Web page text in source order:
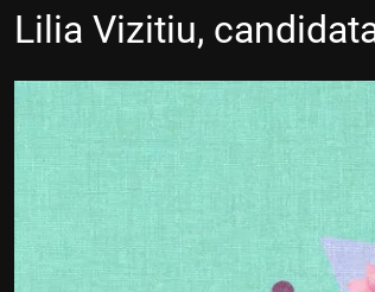
Lilia Vizitiu,